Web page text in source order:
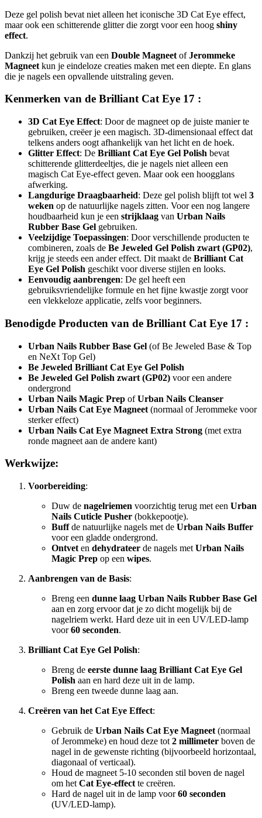
Deze gel polish bevat niet alleen het iconische 3D Cat Eye effect,
maar ook een schitterende glitter die zorgt voor een hoog shiny
effect.
Dankzij het gebruik van een Double Magneet ofJerommeke
Magneet kun je eindeloze creaties maken met een diepte. En glans
die je nagels een opvallende uitstraling geven.
Kenmerken van de Brilliant Cat Eye 17 :
3D Cat Eye Effect: Door de magneet op de juiste manier te
gebruiken, creëer je een magisch. 3D-dimensionaal effect dat
telkens anders oogt afhankelijk van het licht en de hoek.
Glitter Effect: De Brilliant Cat Eye Gel Polish bevat
schitterende glitterdeeltjes, die je nagels niet alleen een
magisch Cat Eye-effect geven. Maar ook een hoogglans
afwerking.
Langdurige Draagbaarheid: Deze gel polish blijft tot wel 3
weken op de natuurlijke nagels zitten. Voor een nog langere
houdbaarheid kun je een strijklaag van Urban Nails
Rubber Base Gel gebruiken.
Veelzijdige Toepassingen: Door verschillende producten te
combineren, zoals de Be Jeweled Gel Polish zwart (GP02),
krijg je steeds een ander effect. Dit maakt de Brilliant Cat
Eye Gel Polish geschikt voor diverse stijlen en looks.
Eenvoudig aanbrengen: De gel heeft een
gebruiksvriendelijke formule en het fijne kwastje zorgt voor
een vlekkeloze applicatie, zelfs voor beginners.
Benodigde Producten van de Brilliant Cat Eye 17 :
Urban Nails Rubber Base Gel (of Be Jeweled Base & Top
en NeXt Top Gel)
Be Jeweled Brilliant Cat Eye Gel Polish
Be Jeweled Gel Polish zwart (GP02) voor een andere
ondergrond
Urban Nails Magic Prep ofUrban Nails Cleanser
Urban Nails Cat Eye Magneet (normaal of Jerommeke voor
sterker effect)
Urban Nails Cat Eye Magneet Extra Strong (met extra
ronde magneet aan de andere kant)
Werkwijze:
Voorbereiding:
Duw de nagelriemen voorzichtig terug met een Urban
Nails Cuticle Pusher (bokkepootje).
Buffde natuurlijke nagels met de Urban Nails Buffer
voor een gladde ondergrond.
Ontvet en dehydrateer de nagels met Urban Nails
Magic Prep op een wipes.
Aanbrengen van de Basis:
Breng een dunne laag Urban Nails Rubber Base Gel
aan en zorg ervoor dat je zo dicht mogelijk bij de
nagelriem werkt. Hard deze uit in een UV/LED-lamp
voor60 seconden.
Brilliant Cat Eye Gel Polish:
Breng de eerste dunne laag Brilliant Cat Eye Gel
Polish aan en hard deze uit in de lamp.
Breng een tweede dunne laag aan.
Creëren van het Cat Eye Effect:
Gebruik de Urban Nails Cat Eye Magneet (normaal
of Jerommeke) en houd deze tot 2 millimeter boven de
nagel in de gewenste richting (bijvoorbeeld horizontaal,
diagonaal of verticaal).
Houd de magneet 5-10 seconden stil boven de nagel
om het Cat Eye-effect te creëren.
Hard de nagel uit in de lamp voor60 seconden
(UV/LED-lamp).